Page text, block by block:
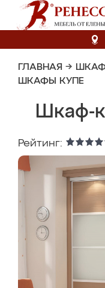
ГЛАВНАЯ →
ШКАФЫ КУПЕ
Шкаф-
Рейтинг: